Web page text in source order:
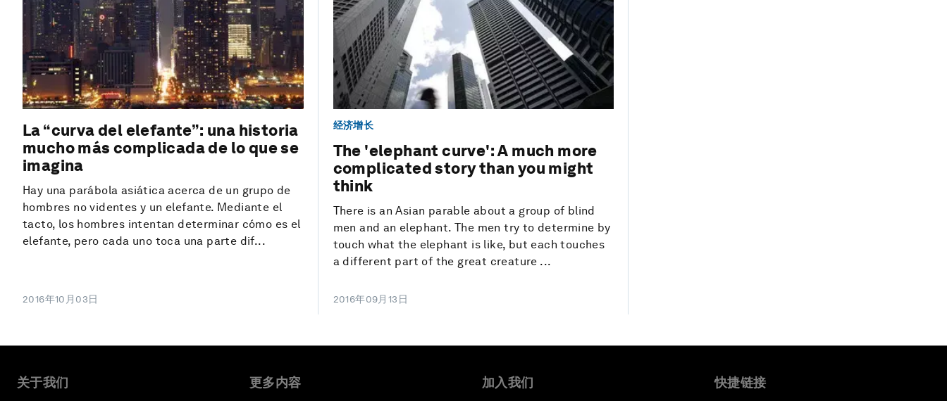
La “curva del elefante”: una historia
mucho más complicada de lo que se
imagina
Hay una parábola asiática acerca de un grupo de
hombres no videntes y un elefante. Mediante el
tacto, los hombres intentan determinar cómo es el
elefante, pero cada uno toca una parte dif...
2016年10月03日
经济增长
The 'elephant curve': A much more
complicated story than you might
think
There is an Asian parable about a group of blind
men and an elephant. The men try to determine by
touch what the elephant is like, but each touches
a different part of the great creature ...
2016年09月13日
关于我们 更多内容 加入我们 快捷链接